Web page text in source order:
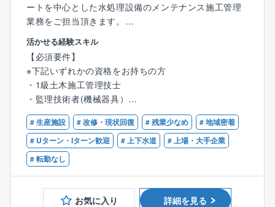
＜資格手当充実＞
⇒1級建築施工管理技士、1級土木施工管理技士、技術
士（建設）の資格をお持ちの方は、年間最大60万円の
手当がございます。
業務上必要な資格であれば、取得のかかる受講料や講
習料は、会社が全額負担します。
■東洋エンジニアリングから継承された充実の研修制度
修、自己啓発研修など豊富な研修をご用意。
その他、支援制度もあり社員のフォローアップもして
おります。
東洋エンジニアリングと合同で、エンジニアリングの
より深い知識を習得するための研修もございます。
■フレキシブルな働き方が可能
有給休暇消化率は74％（2023年実績）と高水準。
入社して半年を待たずに有給休暇が付与されるので、
1時間ごとに使える〈時間帯年休制度〉などを活用し
て、学校行事や病院への通院、役所関係などの手続き
ートを中心とした水処理設備のメンテナンス施工管理
業務をご担当頂きます。
※地域により宿泊を伴う1～2週間程度の短期間の出張が
発生する可能性があります。
【業務詳細】
◇点検・調査、改修計画の立案
浄水場などで使用されている水処理設備の不具合対応
◇施工管理、竣工検査
受注後は打ち合わせ、施工管理・工事終了後に竣工検
査に立ち会い
※建設業務は含みません※工期は、2～3日から2ヶ月程
◇予算管理、工程管理、売上処理などの管理業務等
活かせる経験スキル
【必須要件】
※下記いずれかの資格をお持ちの方
・1級土木施工管理技士
・監理技術者(機械器具）
・監理技術者（水道施設)
【歓迎】
・水処理設備での施工管理経験をお持ちの方
・機械や電機関連の施工管理やメンテナンス経験をお
# 生産施設 # 改修・現状回復 # 残業少なめ
# 地域密着
# Uターン・Iターン歓迎
# 上下水道
# 上場・大手企業
# 転勤なし
お気に入り 詳細を見る